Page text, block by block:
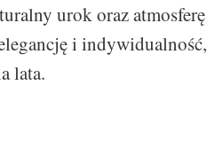
urok oraz atmosferę
i
lata.